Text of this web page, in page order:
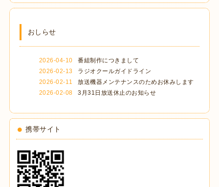
おしらせ
2026-04-10
番組制作につきまして
2026-02-13
ラジオクールガイドライン
2026-02-11
放送機器メンテナンスのためお休みします
2026-02-08
3月31日放送休止のお知らせ
携帯サイト